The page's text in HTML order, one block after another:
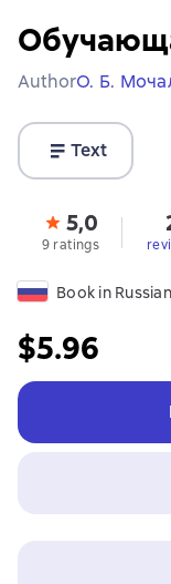
AuthorО. Б.
Text
5,0
9 ratings
Book in Russian
$5.96